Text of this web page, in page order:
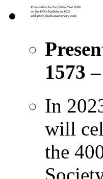
1573
In
will
the